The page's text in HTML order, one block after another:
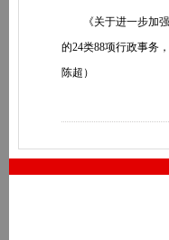
《关于进一步加强
的24类88项行政事务
陈超）